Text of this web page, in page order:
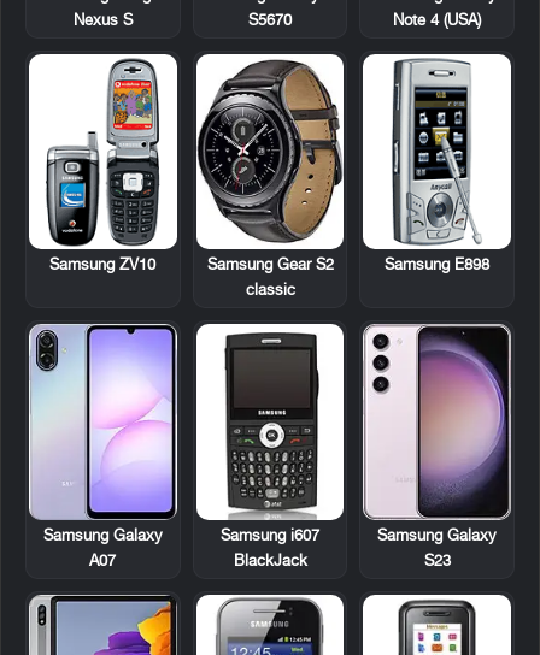
Note 4 (USA)
S5670
Nexus S
Samsung E898
Samsung Gear S2
classic
Samsung ZV10
Samsung Galaxy
S23
Samsung i607
BlackJack
Samsung Galaxy
A07